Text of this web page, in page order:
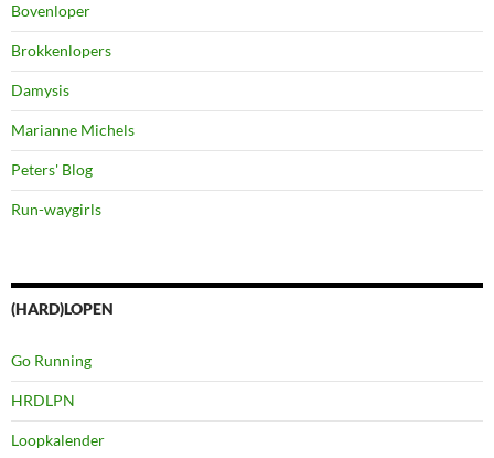
Bovenloper
Brokkenlopers
Damysis
Marianne Michels
Peters' Blog
Run-waygirls
(HARD)LOPEN
Go Running
HRDLPN
Loopkalender